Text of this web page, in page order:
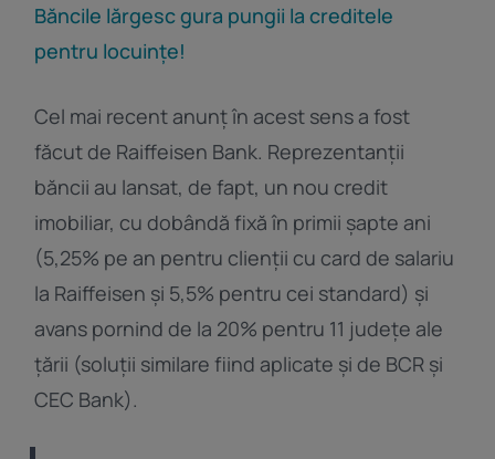
Băncile lărgesc gura pungii la creditele
pentru locuințe!
Cel mai recent anunț în acest sens a fost
făcut de Raiffeisen Bank. Reprezentanții
băncii au lansat, de fapt, un nou credit
imobiliar, cu dobândă fixă în primii șapte ani
(5,25% pe an pentru clienții cu card de salariu
la Raiffeisen și 5,5% pentru cei standard) și
avans pornind de la 20% pentru 11 județe ale
țării (soluții similare fiind aplicate și de BCR și
CEC Bank).